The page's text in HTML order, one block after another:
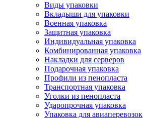
Виды упаковки
Вкладыши для упаковки
Военная упаковка
Защитная упаковка
Индивидуальная упаковка
Комбинированная упаковка
Накладки для серверов
Подарочная упаковка
Профили из пенопласта
Транспортная упаковка
Уголки из пенопласта
Ударопрочная упаковка
Упаковка для авиаперевозок